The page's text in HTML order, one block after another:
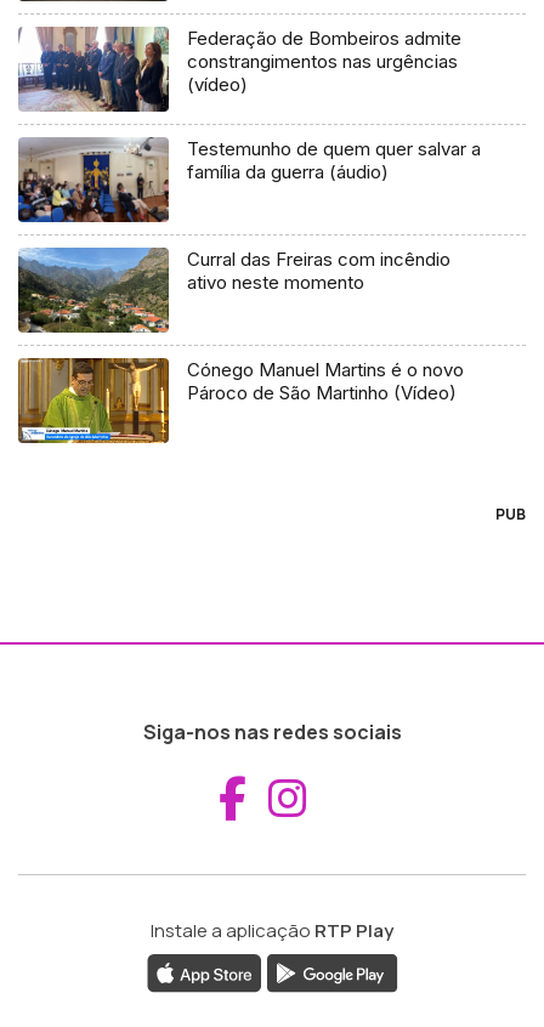
Federação de Bombeiros admite
constrangimentos nas urgências
(vídeo)
Testemunho de quem quer salvar a
família da guerra (áudio)
Curral das Freiras com incêndio
ativo neste momento
Cónego Manuel Martins é o novo
Pároco de São Martinho (Vídeo)
PUB
Siga-nos nas redes sociais
Aceder ao
Instale a aplicação RTP Play